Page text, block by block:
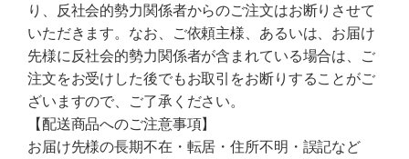
り、反社会的勢力関係者からのご注文はお断りさせて
いただきます。なお、ご依頼主様、あるいは、お届け
先様に反社会的勢力関係者が含まれている場合は、ご
注文をお受けした後でもお取引をお断りすることがご
ざいますので、ご了承ください。
【配送商品へのご注意事項】
お届け先様の長期不在・転居・住所不明・誤記など